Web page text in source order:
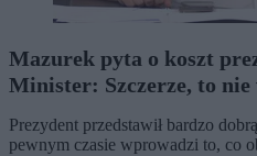
Mazurek pyta o koszt
Minister: Szczerze, to nie
Prezydent przedstawił bardzo
pewnym czasie wprowadzi to, co